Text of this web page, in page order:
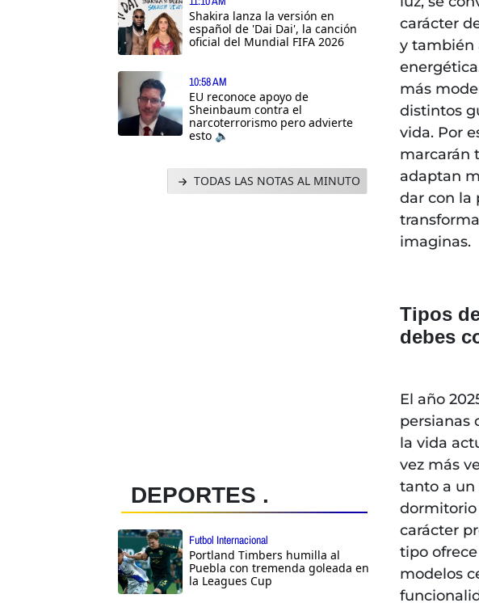
Shakira lanza la versión en
español de 'Dai Dai', la canción
oficial del Mundial FIFA 2026
10:58 AM
EU reconoce apoyo de
Sheinbaum contra el
narcoterrorismo pero advierte
esto 🔈
TODAS LAS NOTAS AL MINUTO
DEPORTES .
Futbol Internacional
Portland Timbers humilla al
Puebla con tremenda goleada en
la Leagues Cup
carácter
y también
más
distintos
vida. Por
marcarán
adaptan
dar con la
imaginas.
Tipos
debes
El año
persianas
la vida
vez más
tanto a un
dormitorio
carácter
tipo
modelos